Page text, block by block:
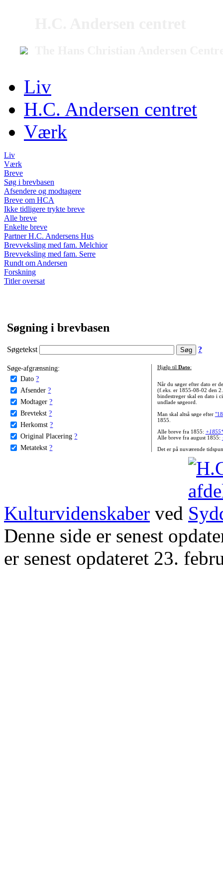
Liv
H.C. Andersen centret
Værk
Liv
Værk
Breve
Søg i brevbasen
Afsendere og modtagere
Breve om HCA
Ikke tidligere trykte breve
Alle breve
Enkelte breve
Partner H.C. Andersens Hus
Brevveksling med fam. Melchior
Brevveksling med fam. Serre
Rundt om Andersen
Forskning
Titler oversat
Søgning i brevbasen
Søgetekst ?
Søge-afgrænsning:
Dato ?
Afsender ?
Modtager ?
Brevtekst ?
Herkomst ?
Original Placering ?
Metatekst ?
Hjælp til Dato:
Når du søger efter dato er
(f.eks. er 1855-08-02 den
bindestreger skal en dato i
undlade søgeord.
Man skal altså søge efter
1855.
Alle breve fra 1855:
Alle breve fra august 1855:
Det er på nuværende
Kulturvidenskaber ved
Denne side er senest
er senest opdateret 23.